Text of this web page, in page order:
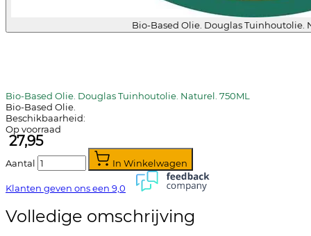
Bio-Based Olie. Douglas Tuinhoutolie.
Bio-Based Olie. Douglas Tuinhoutolie. Naturel. 750ML
Bio-Based Olie.
Beschikbaarheid:
Op voorraad
27,95
Aantal In Winkelwagen
Klanten geven ons een 9,0
Volledige omschrijving